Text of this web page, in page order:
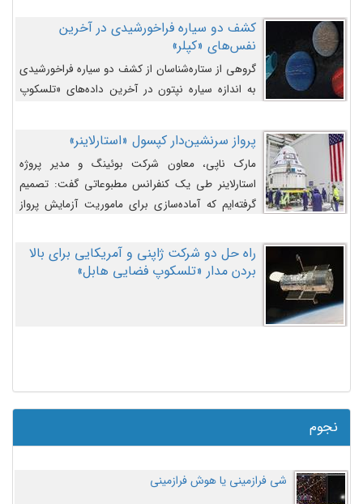
کشف دو سیاره فراخورشیدی در آخرین
نفس‌های «کپلر»
گروهی از ستاره‌شناسان از کشف دو سیاره فراخورشیدی
به اندازه سیاره نپتون در آخرین داده‌های «تلسکوپ
پرواز سرنشین‌دار کپسول «استارلاینر»
مارک ناپی، معاون شرکت بوئینگ و مدیر پروژه
استارلاینر طی یک کنفرانس مطبوعاتی گفت: تصمیم
گرفته‌ایم که آماده‌سازی برای ماموریت آزمایش پرواز
اصلاح کنیم.
راه حل دو شرکت ژاپنی و آمریکایی برای بالا
بردن مدار «تلسکوپ فضایی هابل»
نجوم
شی فرازمینی یا هوش فرازمینی